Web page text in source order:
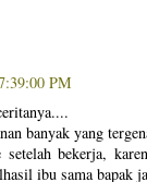
PM
banyak yang
bekerja,
ibu sama